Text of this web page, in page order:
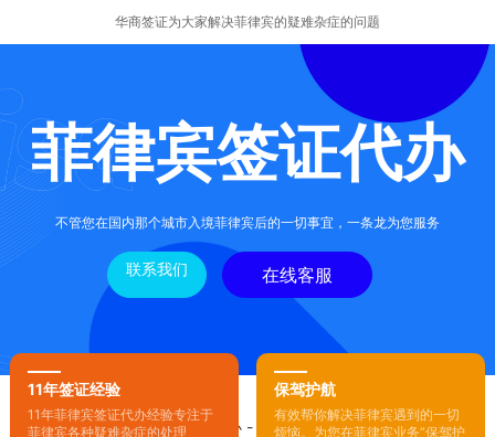
华商签证为大家解决菲律宾的疑难杂症的问题
菲律宾签证代办
不管您在国内那个城市入境菲律宾后的一切事宜，一条龙为您服务
联系我们 在线客服
11年签证经验
11年菲律宾签证代办经验专注于
菲律宾各种疑难杂症的处理
保驾护航
有效帮你解决菲律宾遇到的一切
烦恼。为您在菲律宾业务“保驾护
您的位置：首页-菲律宾签证代办- 正文